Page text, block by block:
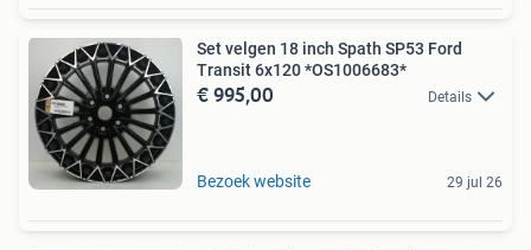
Set velgen 18 inch Spath SP53 Ford
Transit 6x120 *OS1006683*
€ 995,00 Details
Bezoek website 29 jul 26